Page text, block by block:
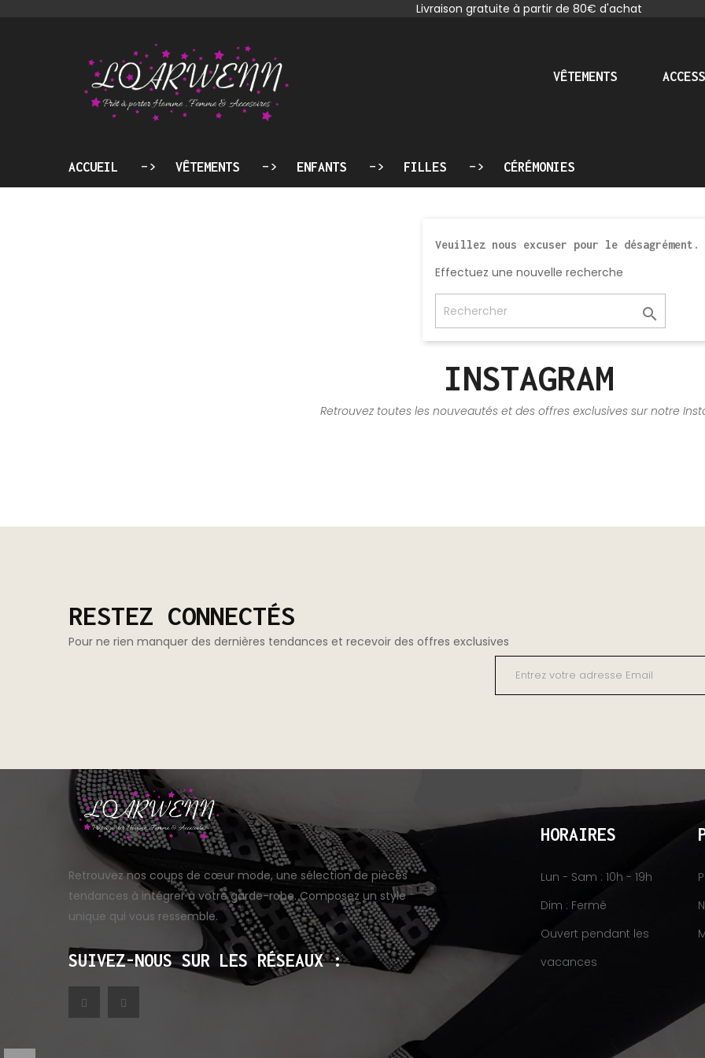
Livraison gratuite à partir de 80€ d'achat
VÊTEMENTS
ACCUEIL VÊTEMENTS ENFANTS FILLES CÉRÉMONIES
Veuillez nous excuser pour le désagrément.
Effectuez une nouvelle recherche

INSTAGRAM
Retrouvez toutes les nouveautés et des offres exclusives sur notre
RESTEZ CONNECTÉS
Pour ne rien manquer des dernières tendances et recevoir des offres exclusives
Retrouvez nos coups de cœur mode, une sélection de pièces
tendances à intégrer à votre garde-robe. Composez un style
unique qui vous ressemble.
SUIVEZ-NOUS SUR LES RÉSEAUX :
HORAIRES
Lun - Sam : 10h - 19h
Dim : Fermé
Ouvert pendant les
vacances